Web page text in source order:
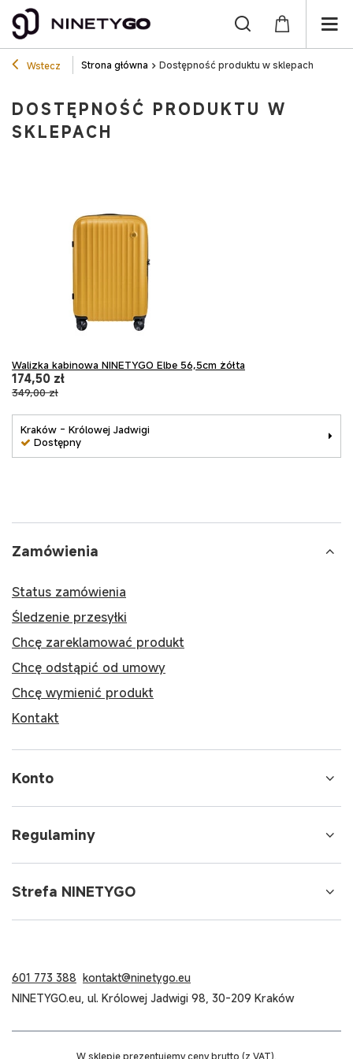
Wstecz Strona główna Dostępność produktu w sklepach
DOSTĘPNOŚĆ PRODUKTU W
SKLEPACH
Walizka kabinowa NINETYGO Elbe 56,5cm żółta
174,50 zł
349,00 zł
Kraków - Królowej Jadwigi
Dostępny
Zamówienia
Status zamówienia
Śledzenie przesyłki
Chcę zareklamować produkt
Chcę odstąpić od umowy
Chcę wymienić produkt
Kontakt
Konto
Regulaminy
Strefa NINETYGO
601 773 388 kontakt@ninetygo.eu
NINETYGO.eu, ul. Królowej Jadwigi 98, 30-209 Kraków
W sklepie prezentujemy ceny brutto (z VAT).